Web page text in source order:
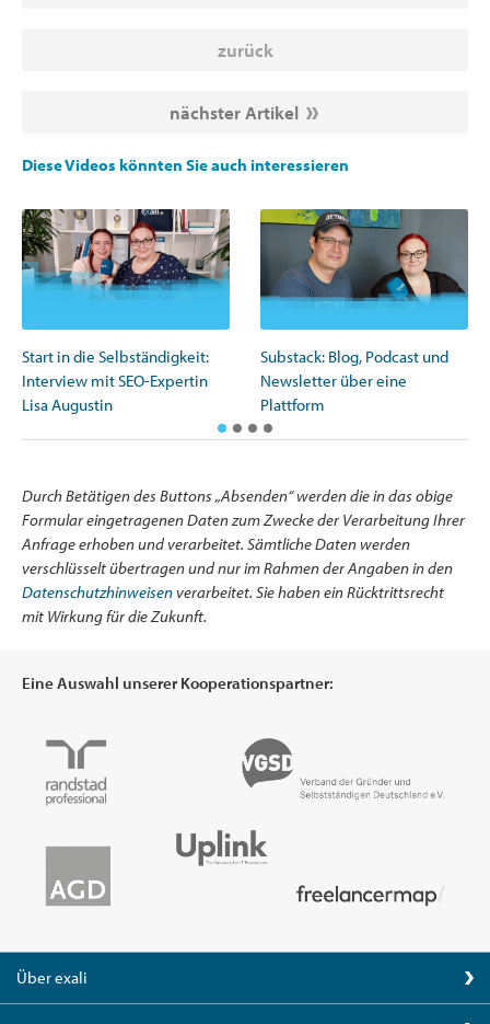
zurück
nächster Artikel
Diese Videos könnten Sie auch interessieren
Start in die Selbständigkeit:
Interview mit SEO-Expertin
Lisa Augustin
Substack: Blog, Podcast und
Newsletter über eine
Plattform
Durch Betätigen des Buttons „Absenden“ werden die in das obige
Formular eingetragenen Daten zum Zwecke der Verarbeitung Ihrer
Anfrage erhoben und verarbeitet. Sämtliche Daten werden
verschlüsselt übertragen und nur im Rahmen der Angaben in den
Datenschutzhinweisenverarbeitet. Sie haben ein Rücktrittsrecht
mit Wirkung für die Zukunft.
Eine Auswahl unserer Kooperationspartner:
Über exali